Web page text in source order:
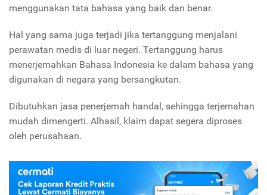
menggunakan tata bahasa yang baik dan benar.
Hal yang sama juga terjadi jika tertanggung menjalani
perawatan medis di luar negeri. Tertanggung harus
menerjemahkan Bahasa Indonesia ke dalam bahasa yang
digunakan di negara yang bersangkutan.
Dibutuhkan jasa penerjemah handal, sehingga terjemahan
mudah dimengerti. Alhasil, klaim dapat segera diproses
oleh perusahaan.